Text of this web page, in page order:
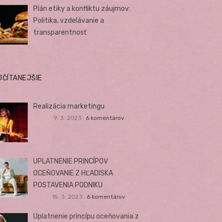
Plán etiky a konfliktu záujmov:
Politika, vzdelávanie a
transparentnosť
Realizácia marketingu
9. 3. 2023 6 komentárov
UPLATNENIE PRINCÍPOV
OCEŇOVANIE Z HĽADISKA
POSTAVENIA PODNIKU
15. 3. 2023 6 komentárov
Uplatnenie princípu oceňovania z